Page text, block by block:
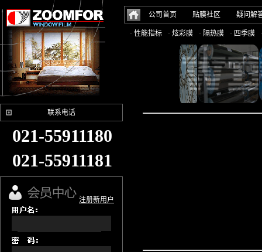
公司首页 贴膜社区 疑问解
· 性能指标 · 炫彩膜 · 隔热膜 · 四季膜
联系电话
021-55911180
021-55911181
注册新用户